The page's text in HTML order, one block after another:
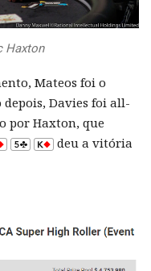
Haxton
Mateos foi o
Davies foi all-
por Haxton, que
deu a vitória